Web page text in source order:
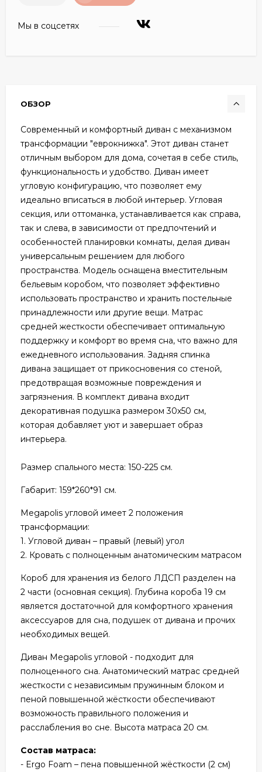
Мы в соцсетях
ОБЗОР
Современный и комфортный диван с механизмом
трансформации "еврокнижка". Этот диван станет
отличным выбором для дома, сочетая в себе стиль,
функциональность и удобство. Диван имеет
угловую конфигурацию, что позволяет ему
идеально вписаться в любой интерьер. Угловая
секция, или оттоманка, устанавливается как справа,
так и слева, в зависимости от предпочтений и
особенностей планировки комнаты, делая диван
универсальным решением для любого
пространства. Модель оснащена вместительным
бельевым коробом, что позволяет эффективно
использовать пространство и хранить постельные
принадлежности или другие вещи. Матрас
средней жесткости обеспечивает оптимальную
поддержку и комфорт во время сна, что важно для
ежедневного использования. Задняя спинка
дивана защищает от прикосновения со стеной,
предотвращая возможные повреждения и
загрязнения. В комплект дивана входит
декоративная подушка размером 30x50 см,
которая добавляет уют и завершает образ
интерьера.
Размер спального места: 150-225 см.
Габарит: 159*260*91 см.
Megapolis угловой имеет 2 положения
трансформации:
1. Угловой диван – правый (левый) угол
2. Кровать с полноценным анатомическим матрасом
Короб для хранения из белого ЛДСП разделен на
2 части (основная секция). Глубина короба 19 см
является достаточной для комфортного хранения
аксессуаров для сна, подушек от дивана и прочих
необходимых вещей.
Диван Megapolis угловой - подходит для
полноценного сна. Анатомический матрас средней
жесткости с независимым пружинным блоком и
пеной повышенной жёсткости обеспечивают
возможность правильного положения и
расслабления во сне. Высота матраса 20 см.
Состав матраса:
- Ergo Foam – пена повышенной жёсткости (2 см)